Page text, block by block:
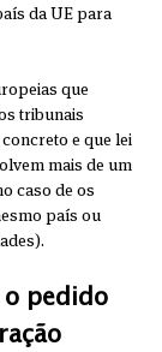
da UE para
que
tribunais
e que lei
mais de um
caso de os
país ou
pedido